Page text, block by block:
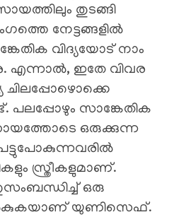
തുടങ്ങി
നേട്ടങ്ങളിൽ
വിദ്യയോട് നാം
എന്നാൽ, ഇതേ വിവര
ചിലപ്പോഴൊക്കെ
പലപ്പോഴും സാങ്കേതിക
ഒരുക്കുന്ന
സ്ത്രീകളുമാണ്.
ഒരു
യുണിസെഫ്.